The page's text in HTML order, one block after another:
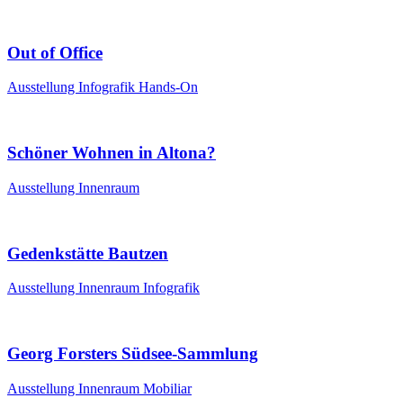
Out of Office
Ausstellung Infografik Hands-On
Schöner Wohnen in Altona?
Ausstellung Innenraum
Gedenkstätte Bautzen
Ausstellung Innenraum Infografik
Georg Forsters Südsee-Sammlung
Ausstellung Innenraum Mobiliar